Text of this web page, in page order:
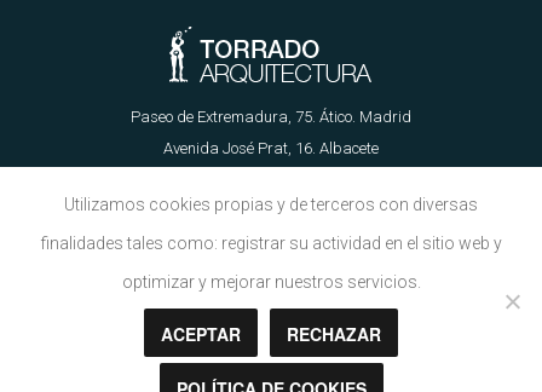
Paseo de Extremadura, 75. Ático. Madrid
Avenida José Prat, 16. Albacete
Utilizamos cookies propias y de terceros con diversas
finalidades tales como: registrar su actividad en el sitio web y
optimizar y mejorar nuestros servicios.
ACEPTAR RECHAZAR